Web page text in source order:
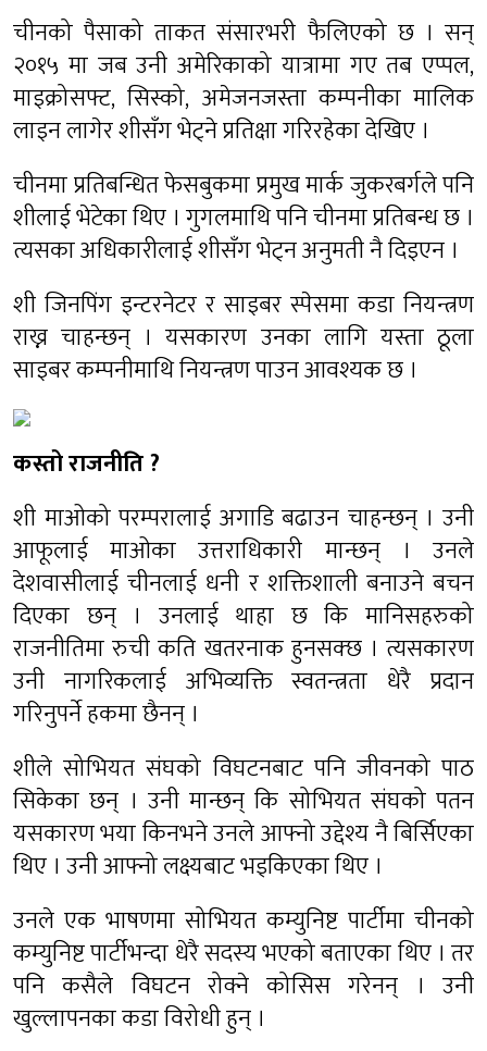
चीनको पैसाको ताकत संसारभरी फैलिएको छ । सन्
२०१५ मा जब उनी अमेरिकाको यात्रामा गए तब एप्पल,
माइक्रोसफ्ट, सिस्को, अमेजनजस्ता कम्पनीका मालिक
लाइन लागेर शीसँग भेट्ने प्रतिक्षा गरिरहेका देखिए ।
चीनमा प्रतिबन्धित फेसबुकमा प्रमुख मार्क जुकरबर्गले पनि
शीलाई भेटेका थिए । गुगलमाथि पनि चीनमा प्रतिबन्ध छ ।
त्यसका अधिकारीलाई शीसँग भेट्न अनुमती नै दिइएन ।
शी जिनपिंग इन्टरनेटर र साइबर स्पेसमा कडा नियन्त्रण
राख्न चाहन्छन् । यसकारण उनका लागि यस्ता ठूला
साइबर कम्पनीमाथि नियन्त्रण पाउन आवश्यक छ ।
कस्तो राजनीति ?
शी माओको परम्परालाई अगाडि बढाउन चाहन्छन् । उनी
आफूलाई माओका उत्तराधिकारी मान्छन् । उनले
देशवासीलाई चीनलाई धनी र शक्तिशाली बनाउने बचन
दिएका छन् । उनलाई थाहा छ कि मानिसहरुको
राजनीतिमा रुची कति खतरनाक हुनसक्छ । त्यसकारण
उनी नागरिकलाई अभिव्यक्ति स्वतन्त्रता धेरै प्रदान
गरिनुपर्ने हकमा छैनन् ।
शीले सोभियत संघको विघटनबाट पनि जीवनको पाठ
सिकेका छन् । उनी मान्छन् कि सोभियत संघको पतन
यसकारण भया किनभने उनले आफ्नो उद्देश्य नै बिर्सिएका
थिए । उनी आफ्नो लक्ष्यबाट भड्किएका थिए ।
उनले एक भाषणमा सोभियत कम्युनिष्ट पार्टीमा चीनको
कम्युनिष्ट पार्टीभन्दा धेरै सदस्य भएको बताएका थिए । तर
पनि कसैले विघटन रोक्ने कोसिस गरेनन् । उनी
खुल्लापनका कडा विरोधी हुन् ।